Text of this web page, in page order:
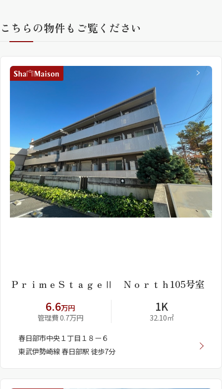
シャーメゾンライフ GUARD
らくらくプラチナ
こちらの物件もご覧ください
ＰｒｉｍｅＳｔａｇｅⅡ Ｎｏｒｔｈ105号室
6.6万円
管理費 0.7万円
1K
32.10㎡
春日部市中央１丁目１８ー６
東武伊勢崎線 春日部駅 徒歩7分